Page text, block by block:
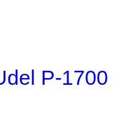
P-1700